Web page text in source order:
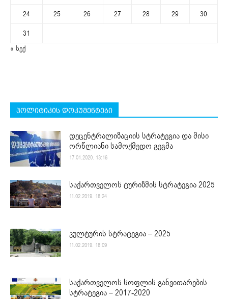
24
25 26 27 28 29
30
31
« სექ
პოლიტიკის დოკუმენტები
დეცენტრალიზაციის სტრატეგია და მისი
ორწლიანი სამოქმედო გეგმა
17.01.2020. 13:16
საქართველოს ტურიზმის სტრატეგია 2025
11.02.2019. 18:24
კულტურის სტრატეგია – 2025
11.02.2019. 18:09
საქართველოს სოფლის განვითარების
სტრატეგია – 2017-2020